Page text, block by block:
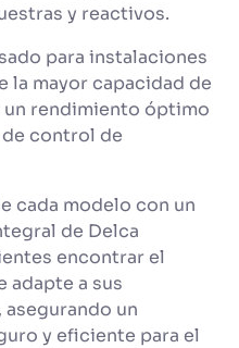
y reactivos.
para instalaciones
la mayor capacidad de
un rendimiento óptimo
control de
cada modelo con un
de Delca
encontrar el
adapte a sus
un
y eficiente para el